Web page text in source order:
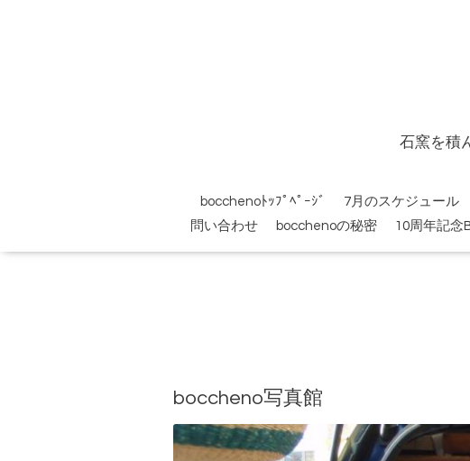
石窯を積
bocchenoﾄｯﾌﾟﾍﾟｰｼﾞ 7月のスケジュール
問い合わせ
bocchenoの秘密 10周年記念
boccheno写真館